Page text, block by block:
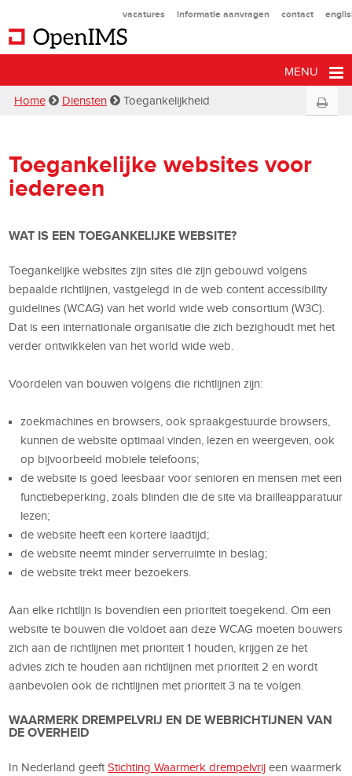
vacatures informatie aanvragen contact
MENU
Home Diensten Toegankelijkheid
Toegankelijke websites voor
iedereen
WAT IS EEN TOEGANKELIJKE WEBSITE?
Toegankelijke websites zijn sites die zijn gebouwd volgens
bepaalde richtlijnen, vastgelegd in de web content accessibility
guidelines (WCAG) van het world wide web consortium (W3C).
Dat is een internationale organisatie die zich bezighoudt met het
verder ontwikkelen van het world wide web.
Voordelen van bouwen volgens die richtlijnen zijn:
zoekmachines en browsers, ook spraakgestuurde browsers,
kunnen de website optimaal vinden, lezen en weergeven, ook
op bijvoorbeeld mobiele telefoons;
de website is goed leesbaar voor senioren en mensen met een
functiebeperking, zoals blinden die de site via brailleapparatuur
lezen;
de website heeft een kortere laadtijd;
de website neemt minder serverruimte in beslag;
de website trekt meer bezoekers.
Aan elke richtlijn is bovendien een prioriteit toegekend. Om een
website te bouwen die voldoet aan deze WCAG moeten bouwers
zich aan de richtlijnen met prioriteit 1 houden, krijgen ze het
advies zich te houden aan richtlijnen met prioriteit 2 en wordt
aanbevolen ook de richtlijnen met prioriteit 3 na te volgen.
WAARMERK DREMPELVRIJ EN DE WEBRICHTIJNEN VAN
DE OVERHEID
In Nederland geeftStichting Waarmerk drempelvrij een waarmerk